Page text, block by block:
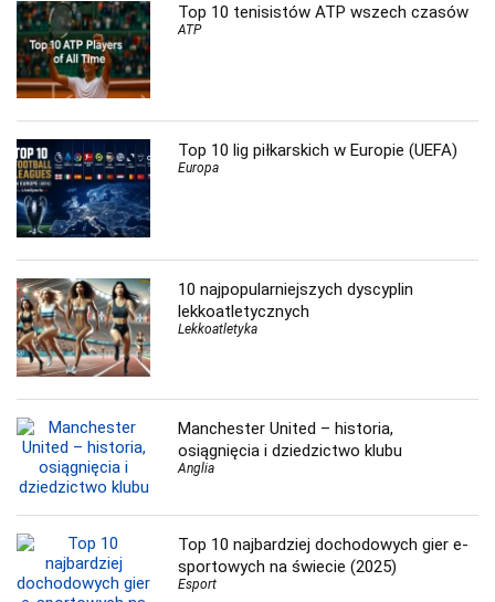
Top 10 tenisistów ATP wszech czasów
ATP
Top 10 lig piłkarskich w Europie (UEFA)
Europa
10 najpopularniejszych dyscyplin
lekkoatletycznych
Lekkoatletyka
Manchester United – historia,
osiągnięcia i dziedzictwo klubu
Anglia
Top 10 najbardziej dochodowych gier e-
sportowych na świecie (2025)
Esport